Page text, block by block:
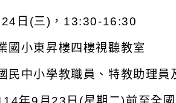
日(三)，13:30-16:30
國小東昇樓四樓視聽教室
民中小學教職員、特教助理